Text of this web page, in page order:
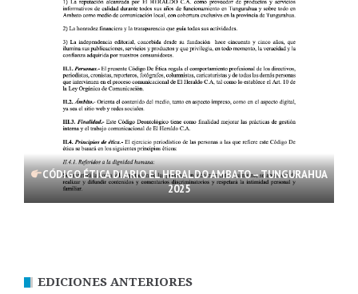
CÓDIGO ÉTICA DIARIO EL HERALDO AMBATO – TUNGURAHUA
2025
EDICIONES ANTERIORES